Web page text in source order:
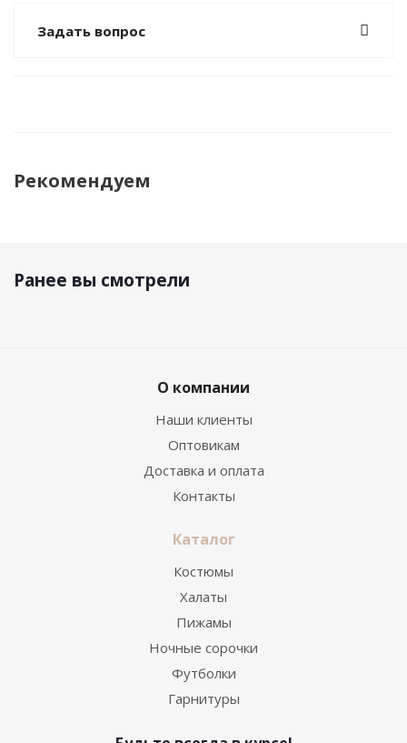
Задать вопрос
Рекомендуем
Ранее вы смотрели
О компании
Наши клиенты
Оптовикам
Доставка и оплата
Контакты
Каталог
Костюмы
Халаты
Пижамы
Ночные сорочки
Футболки
Гарнитуры